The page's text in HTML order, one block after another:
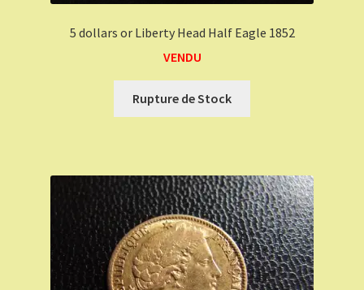
5 dollars or Liberty Head Half Eagle 1852
VENDU
Rupture de Stock